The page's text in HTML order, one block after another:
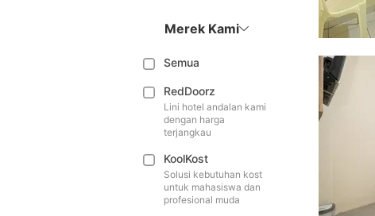
Merek Kami
Semua
RedDoorz
Lini hotel andalan kami
dengan harga
terjangkau
KoolKost
Solusi kebutuhan kost
untuk mahasiswa dan
profesional muda